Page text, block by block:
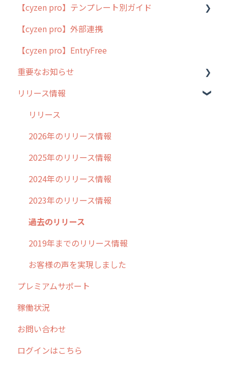
cyzen proの位置情報取得について
用語集
よくある質問
【cyzen pro】テンプレート別ガイド
ポスティング
ラウンダー
メンテナンス
外廻り営業
清掃
不動産
【cyzen pro】外部連携
【cyzen pro】EntryFree
重要なお知らせ
過去の重要なお知らせ
障害情報
リリース情報
リリース
2026年のリリース情報
2025年のリリース情報
2024年のリリース情報
2023年のリリース情報
過去のリリース
2019年までのリリース情報
お客様の声を実現しました
プレミアムサポート
稼働状況
お問い合わせ
ログインはこちら